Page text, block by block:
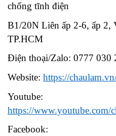
chống tĩnh điện
B1/20N Liên ấp 2-6, ấp
TP.HCM
Điện thoại/Zalo: 0777 030
Website: https://
Youtube:
https://www.youtube.com/
Facebook: